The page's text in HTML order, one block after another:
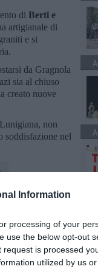
Information
processing of your
use the below opt-out
is processed
utilized by us
di Berti e
artigianale di
e si
da Gragnola
sia al chiuso
creato nuove
non
soddisfazione nel